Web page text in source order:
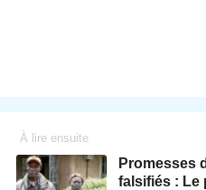
À lire ensuite
Promesses
falsifiés : Le